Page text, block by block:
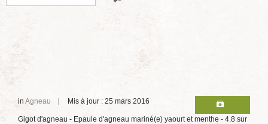
in Agneau Mis à jour : 25 mars 2016
Gigot d'agneau - Epaule d'agneau mariné(e) yaourt et menthe - 4.8 sur